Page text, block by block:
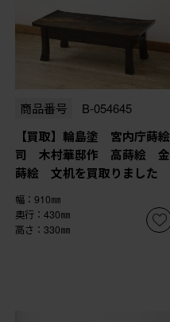
商品番号 B-054645
【買取】輪島塗 宮内庁蒔絵
司 木村華邸作 高蒔絵 金
蒔絵 文机を買取りました
幅：910㎜
奥行：430㎜
高さ：330㎜